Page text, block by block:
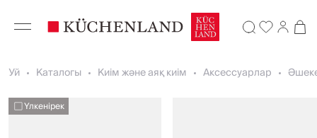
Уй Каталогы Киім және аяқ киім Аксессуарлар
Үлкенірек